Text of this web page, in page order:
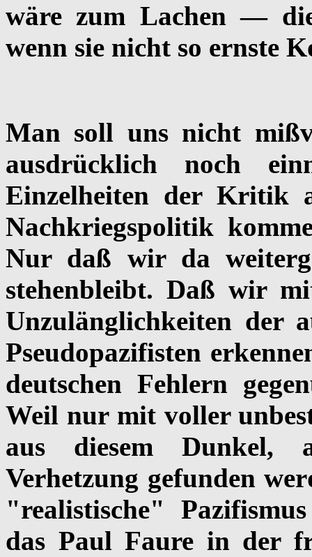
wäre zum Lachen —
wenn sie nicht so ernste
Man soll uns nicht
ausdrücklich noch
Einzelheiten der Kritik
Nachkriegspolitik
Nur daß wir da
stehenbleibt. Daß wir
Unzulänglichkeiten der
Pseudopazifisten
deutschen Fehlern
Weil nur mit voller
aus diesem Dunkel,
Verhetzung gefunden
"realistische"
das Paul Faure in der